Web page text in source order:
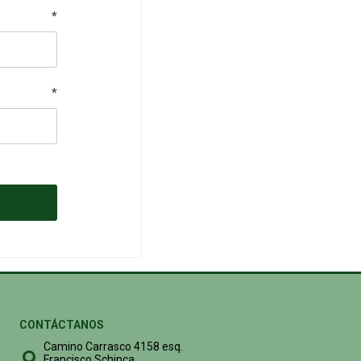
*
*
CONTÁCTANOS
Camino Carrasco 4158 esq.